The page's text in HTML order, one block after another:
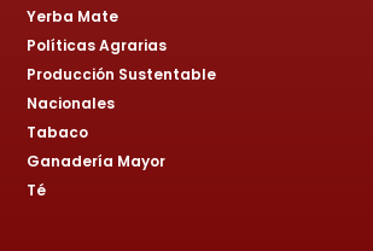
Yerba Mate
Políticas Agrarias
Producción Sustentable
Nacionales
Tabaco
Ganadería Mayor
Té